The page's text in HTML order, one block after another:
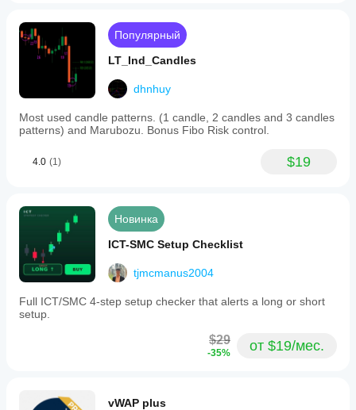
Популярный
LT_Ind_Candles
dhnhuy
Most used candle patterns. (1 candle, 2 candles and 3 candles
patterns) and Marubozu. Bonus Fibo Risk control.
4.0 (1) $19
Новинка
ICT-SMC Setup Checklist
tjmcmanus2004
Full ICT/SMC 4-step setup checker that alerts a long or short
setup.
$29
-35% от $19/мес.
vWAP plus